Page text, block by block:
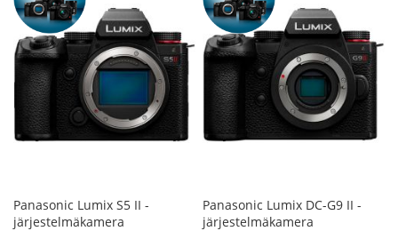
Panasonic Lumix S5 II -
järjestelmäkamera
Panasonic Lumix DC-G9 II -
järjestelmäkamera